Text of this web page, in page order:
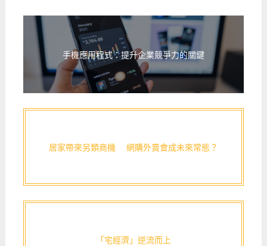
手機應用程式：提升企業競爭力的關鍵
居家帶來另類商機 網購外賣會成未來常態？
「宅經濟」逆流而上